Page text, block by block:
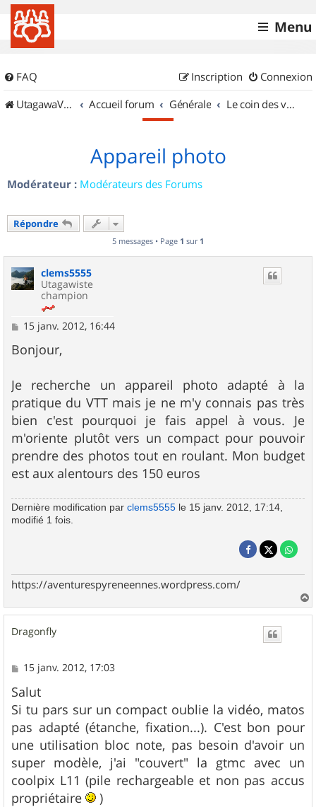
Menu
FAQ Connexion
Inscription
UtagawaVTT (Randos VTT et VTTAE avec traces GPS)
Accueil forum Générale Le coin des vidéastes
Appareil photo
Modérateur : Modérateurs des Forums
Répondre
5 messages • Page 1 sur 1
clems5555
Utagawiste
champion
M
s
s
g
e
15 janv. 2012, 16:44
Bonjour,
Je recherche un appareil photo adapté à la
pratique du VTT mais je ne m'y connais pas très
bien c'est pourquoi je fais appel à vous. Je
m'oriente plutôt vers un compact pour pouvoir
prendre des photos tout en roulant. Mon budget
est aux alentours des 150 euros
Dernière modification par clems5555 le 15 janv. 2012, 17:14,
modifié 1 fois.
https://aventurespyreneennes.wordpress.com/
a
Dragonfly
M
s
s
a
g
e
15 janv. 2012, 17:03
Salut
Si tu pars sur un compact oublie la vidéo, matos
pas adapté (étanche, fixation...). C'est bon pour
une utilisation bloc note, pas besoin d'avoir un
super modèle, j'ai "couvert" la gtmc avec un
coolpix L11 (pile rechargeable et non pas accus
propriétaire
)